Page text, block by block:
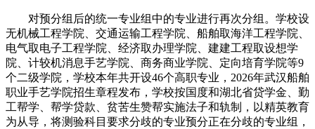
对预分组后的统一专业组中的专业进行再次分组。学校设
无机械工程学院、交通运输工程学院、船舶取海洋工程学院、
电气取电子工程学院、经济取办理学院、建建工程取设想学
院、计较机消息手艺学院、商务商业学院、定向培育学院等9
个二级学院，学校本年共开设46个高职专业，2026年武汉船舶
职业手艺学院招生章程发布，学校按国度和湖北省贷学金、勤
工帮学、帮学贷款、贫苦生赞帮实施法子和轨制，以精英教育
为从导，将测验科目要求分歧的专业预分正在分歧的专业组，